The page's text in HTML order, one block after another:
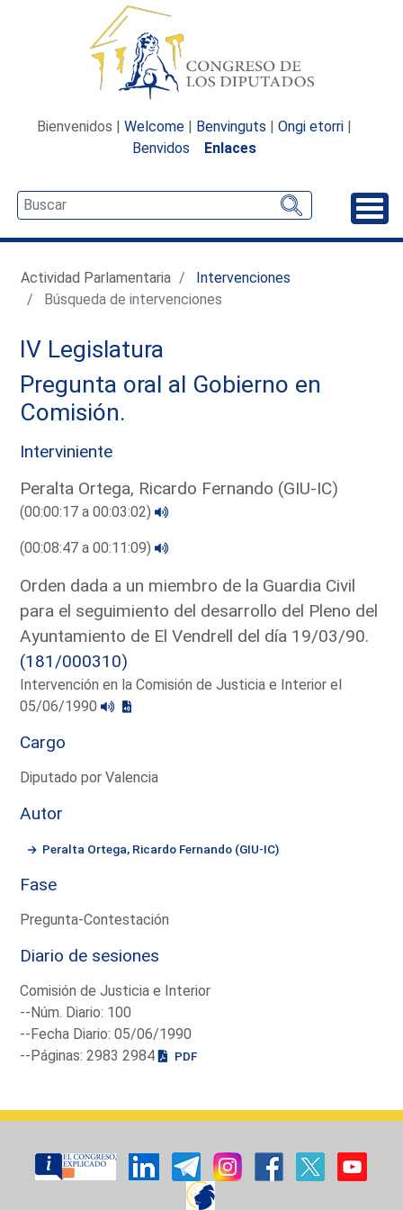
Bienvenidos | Welcome | Benvinguts | Ongi etorri |
Benvidos
Enlaces
Actividad Parlamentaria
Intervenciones
Búsqueda de intervenciones
IV Legislatura
Pregunta oral al Gobierno en
Comisión.
Interviniente
Peralta Ortega, Ricardo Fernando (GIU-IC)
(00:00:17 a 00:03:02)
(00:08:47 a 00:11:09)
Orden dada a un miembro de la Guardia Civil
para el seguimiento del desarrollo del Pleno del
Ayuntamiento de El Vendrell del día 19/03/90.
(181/000310)
Intervención en la Comisión de Justicia e Interior el
05/06/1990
Cargo
Diputado por Valencia
Autor
Peralta Ortega, Ricardo Fernando (GIU-IC)
Fase
Pregunta-Contestación
Diario de sesiones
Comisión de Justicia e Interior
--Núm. Diario: 100
--Fecha Diario: 05/06/1990
--Páginas: 2983 2984
PDF